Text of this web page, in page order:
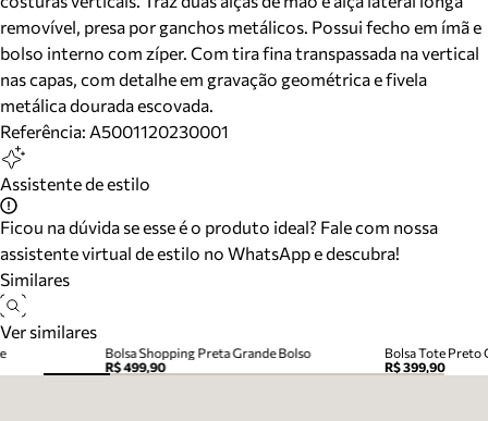
removível, presa por ganchos metálicos. Possui fecho em ímã e
bolso interno com zíper. Com tira fina transpassada na vertical
nas capas, com detalhe em gravação geométrica e fivela
metálica dourada escovada.
Referência: A5001120230001
Assistente de estilo
Ficou na dúvida se esse é o produto ideal? Fale com nossa
assistente virtual de estilo no WhatsApp e descubra!
Similares
Ver similares
Bolsa Shopping Preta Grande Bolso
R$ 499,90
Bolsa Tote Preto
R$ 399,90